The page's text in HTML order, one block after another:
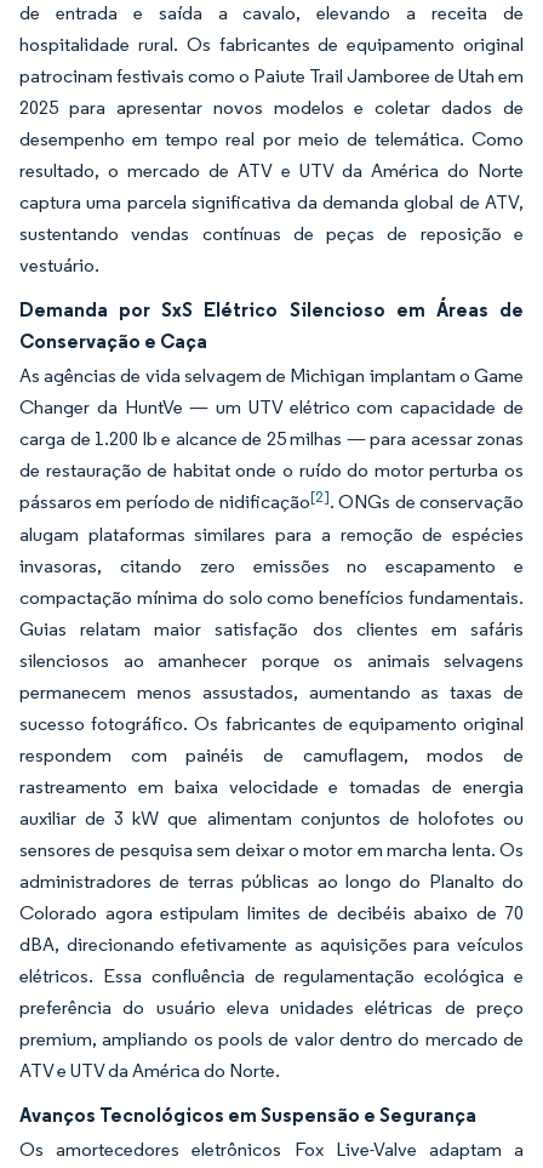
de entrada e saída a cavalo, elevando a receita de
hospitalidade rural. Os fabricantes de equipamento original
patrocinam festivais como o Paiute Trail Jamboree de Utah em
2025 para apresentar novos modelos e coletar dados de
desempenho em tempo real por meio de telemática. Como
resultado, o mercado de ATV e UTV da América do Norte
captura uma parcela significativa da demanda global de ATV,
sustentando vendas contínuas de peças de reposição e
vestuário.
Demanda por SxS Elétrico Silencioso em Áreas de
Conservação e Caça
As agências de vida selvagem de Michigan implantam o Game
Changer da HuntVe — um UTV elétrico com capacidade de
carga de 1.200 lb e alcance de 25 milhas — para acessar zonas
de restauração de habitat onde o ruído do motor perturba os
pássaros em período de nidificação[2]. ONGs de conservação
alugam plataformas similares para a remoção de espécies
invasoras, citando zero emissões no escapamento e
compactação mínima do solo como benefícios fundamentais.
Guias relatam maior satisfação dos clientes em safáris
silenciosos ao amanhecer porque os animais selvagens
permanecem menos assustados, aumentando as taxas de
sucesso fotográfico. Os fabricantes de equipamento original
respondem com painéis de camuflagem, modos de
rastreamento em baixa velocidade e tomadas de energia
auxiliar de 3 kW que alimentam conjuntos de holofotes ou
sensores de pesquisa sem deixar o motor em marcha lenta. Os
administradores de terras públicas ao longo do Planalto do
Colorado agora estipulam limites de decibéis abaixo de 70
dBA, direcionando efetivamente as aquisições para veículos
elétricos. Essa confluência de regulamentação ecológica e
preferência do usuário eleva unidades elétricas de preço
premium, ampliando os pools de valor dentro do mercado de
ATV e UTV da América do Norte.
Avanços Tecnológicos em Suspensão e Segurança
Os amortecedores eletrônicos Fox Live-Valve adaptam a